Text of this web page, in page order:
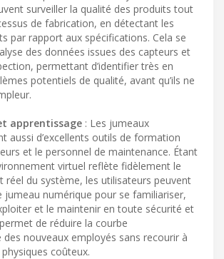
surveiller la qualité des produits tout
de fabrication, en détectant les
par rapport aux spécifications. Cela se
des données issues des capteurs et
permettant d’identifier très en
potentiels de qualité, avant qu’ils ne
apprentissage : Les jumeaux
aussi d’excellents outils de formation
et le personnel de maintenance. Étant
virtuel reflète fidèlement le
réel du système, les utilisateurs peuvent
jumeau numérique pour se familiariser,
et le maintenir en toute sécurité et
de réduire la courbe
des nouveaux employés sans recourir à
coûteux.